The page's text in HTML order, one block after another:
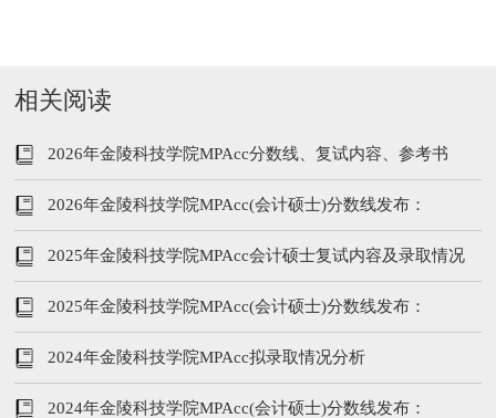
相关阅读
2026年金陵科技学院MPAcc分数线、复试内容、参考书
2026年金陵科技学院MPAcc(会计硕士)分数线发布：
215/102/51
2025年金陵科技学院MPAcc会计硕士复试内容及录取情况
2025年金陵科技学院MPAcc(会计硕士)分数线发布：
210/96/48
2024年金陵科技学院MPAcc拟录取情况分析
2024年金陵科技学院MPAcc(会计硕士)分数线发布：